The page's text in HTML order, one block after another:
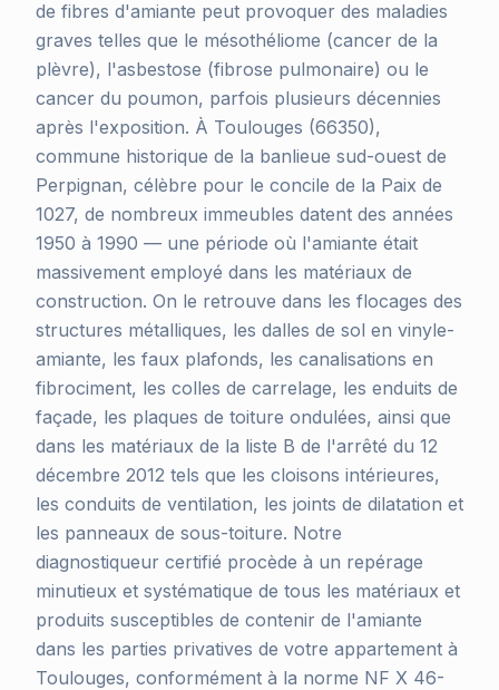
de fibres d'amiante peut provoquer des maladies
graves telles que le mésothéliome (cancer de la
plèvre), l'asbestose (fibrose pulmonaire) ou le
cancer du poumon, parfois plusieurs décennies
après l'exposition. À Toulouges (66350),
commune historique de la banlieue sud-ouest de
Perpignan, célèbre pour le concile de la Paix de
1027, de nombreux immeubles datent des années
1950 à 1990 — une période où l'amiante était
massivement employé dans les matériaux de
construction. On le retrouve dans les flocages des
structures métalliques, les dalles de sol en vinyle-
amiante, les faux plafonds, les canalisations en
fibrociment, les colles de carrelage, les enduits de
façade, les plaques de toiture ondulées, ainsi que
dans les matériaux de la liste B de l'arrêté du 12
décembre 2012 tels que les cloisons intérieures,
les conduits de ventilation, les joints de dilatation et
les panneaux de sous-toiture. Notre
diagnostiqueur certifié procède à un repérage
minutieux et systématique de tous les matériaux et
produits susceptibles de contenir de l'amiante
dans les parties privatives de votre appartement à
Toulouges, conformément à la norme NF X 46-